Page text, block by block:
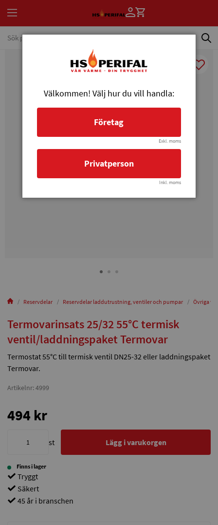
Reservdelar Reservdelar laddutrustning, ventiler och pumpar Övriga
Termovarinsats 25/32 55°C termisk
ventil/laddningspaket Termovar
Termostat 55°C till termisk ventil DN25-32 eller laddningspaket
Termovar.
Artikelnr: 4999
494 kr
st Lägg i varukorgen
Finns i lager
Tryggt
Säkert
45 år i branschen
Välkommen! Välj hur du vill handla:
Företag
Exkl. moms
Privatperson
Inkl. moms